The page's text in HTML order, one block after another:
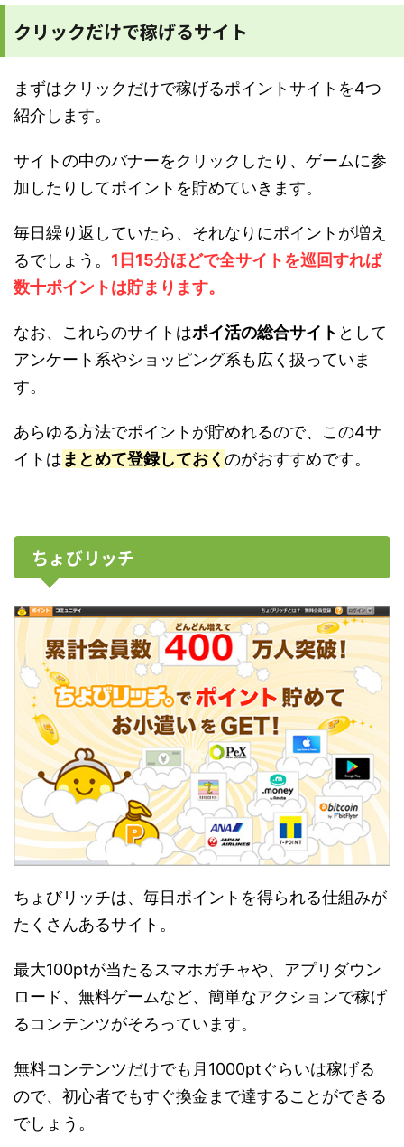
クリックだけで稼げるサイト
まずはクリックだけで稼げるポイントサイトを4つ
紹介します。
サイトの中のバナーをクリックしたり、ゲームに参
加したりしてポイントを貯めていきます。
毎日繰り返していたら、それなりにポイントが増え
るでしょう。 1日15分ほどで全サイトを巡回すれば
数十ポイントは貯まります。
なお、これらのサイトはポイ活の総合サイト として
アンケート系やショッピング系も広く扱っていま
す。
あらゆる方法でポイントが貯めれるので、この4サ
イトはまとめて登録しておく のがおすすめです。
ちょびリッチ
ちょびリッチは、毎日ポイントを得られる仕組みが
たくさんあるサイト。
最大100ptが当たるスマホガチャや、アプリダウン
ロード、無料ゲームなど、簡単なアクションで稼げ
るコンテンツがそろっています。
無料コンテンツだけでも月1000ptぐらいは稼げる
ので、初心者でもすぐ換金まで達することができる
でしょう。